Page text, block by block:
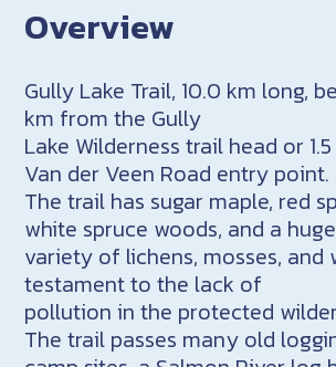
Overview
Gully Lake Trail, 10.0 km long,
km from the Gully
Lake Wilderness trail head or
Van der Veen Road entry point.
The trail has sugar maple, red
white spruce woods, and a huge
variety of lichens, mosses, and
testament to the lack of
pollution in the protected
The trail passes many old